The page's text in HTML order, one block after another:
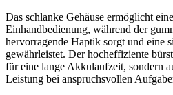
Das schlanke Gehäuse ermöglicht
Einhandbedienung, während der
hervorragende Haptik sorgt und eine
gewährleistet. Der hocheffiziente
für eine lange Akkulaufzeit, sondern
Leistung bei anspruchsvollen